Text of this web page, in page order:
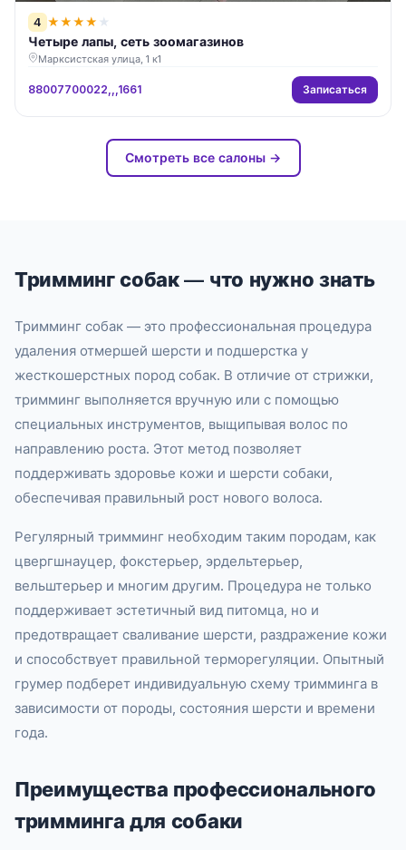
4 ★★★★ ★
Четыре лапы, сеть зоомагазинов
Марксистская улица, 1 к1
88007700022,,,1661 Записаться
Смотреть все салоны →
Тримминг собак — что нужно знать
Тримминг собак — это профессиональная процедура
удаления отмершей шерсти и подшерстка у
жесткошерстных пород собак. В отличие от стрижки,
тримминг выполняется вручную или с помощью
специальных инструментов, выщипывая волос по
направлению роста. Этот метод позволяет
поддерживать здоровье кожи и шерсти собаки,
обеспечивая правильный рост нового волоса.
Регулярный тримминг необходим таким породам, как
цвергшнауцер, фокстерьер, эрдельтерьер,
вельштерьер и многим другим. Процедура не только
поддерживает эстетичный вид питомца, но и
предотвращает сваливание шерсти, раздражение кожи
и способствует правильной терморегуляции. Опытный
грумер подберет индивидуальную схему тримминга в
зависимости от породы, состояния шерсти и времени
года.
Преимущества профессионального
тримминга для собаки